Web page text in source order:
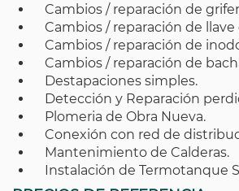
Cambios / reparación de
Cambios / reparación de llave
Cambios / reparación de
Cambios / reparación de
Destapaciones simples.
Detección y Reparación
Plomeria de Obra Nueva.
Conexión con red de
Mantenimiento de Calderas.
Instalación de Termotanque